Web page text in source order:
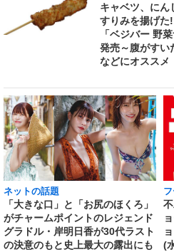
キャベツ、にん
すりみを揚げた
「ベジバー 野
発売～腹がすい
などにオススメ
ネットの話題
「大きな口」と「お尻のほくろ」
がチャームポイントのレジェンド
グラドル・岸明日香が30代ラスト
の決意のもと史上最大の露出にも
(